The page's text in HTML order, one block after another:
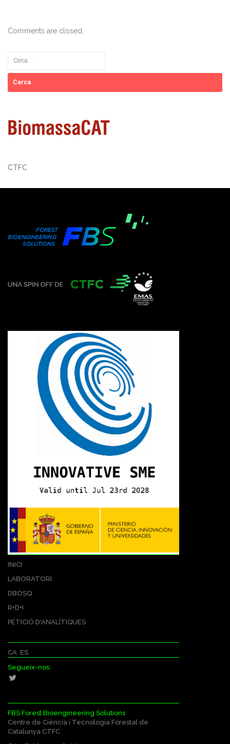
Comments are closed.
CTFC
INICI
LABORATORI
DBOSQ
R+D+I
PETICIÓ D'ANALÍTIQUES
CA ES
Segueix-nos:
FBS Forest Bioengineering Solutions
Centre de Ciència i Tecnologia Forestal de
Catalunya CTFC